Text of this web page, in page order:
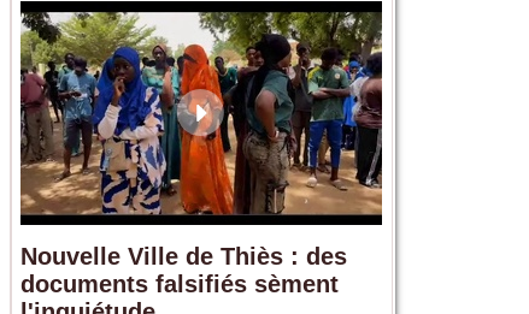
Nouvelle Ville de Thiès : des
documents falsifiés sèment